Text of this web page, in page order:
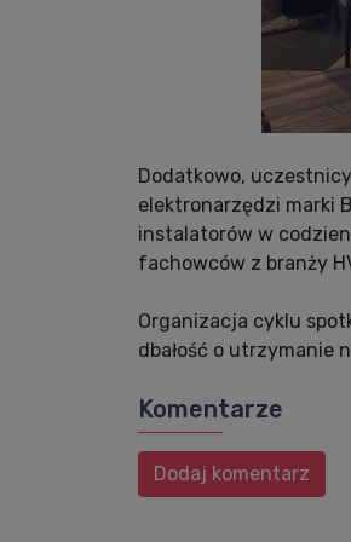
Dodatkowo,
elektronarzędzi marki
instalatorów w
fachowców z branży
Organizacja cyklu
dbałość o utrzymanie
Komentarze
Dodaj komentarz